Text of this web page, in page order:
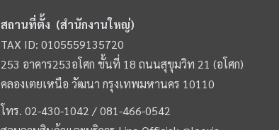
สถานที่ตั้ง (สำนักงานใหญ่)
TAX ID: 0105559135720
253 อาคาร253อโศก ชั้นที่ 18 ถนนสุขุมวิท 21 (อโศก)
คลองเตยเหนือ วัฒนา กรุงเทพมหานคร 10110
โทร.02-430-1042 /081-466-0542